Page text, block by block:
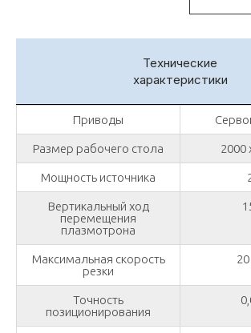
Технические
характеристики
Приводы
Размер рабочего стола 2000
Мощность источника
Вертикальный ход
перемещения
плазмотрона
Максимальная скорость
резки
Точность
позиционирования